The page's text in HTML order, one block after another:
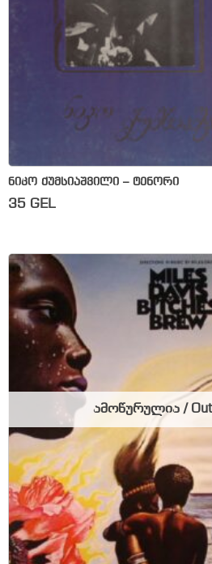
ნიკო ქუმსიაშვილი – ტენორი
35 GEL
ამოწურულია /